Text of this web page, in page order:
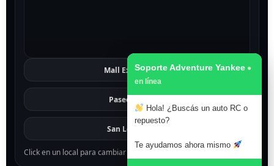
Mall Excelsior Ver
Paseo 1811
San Lorenzo
Click en un local para cambiar el mapa.
Soporte Adventure Yankee
Hola! ¿Buscás un auto RC o
repuesto?
Te ayudamos ahora mismo